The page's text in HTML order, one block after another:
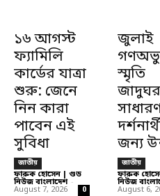
১৬ আগস্ট
ফ্যামিলি
কার্ডের যাত্রা
শুরু: জেনে
নিন কারা
পাবেন এই
সুবিধা
জাতীয়
ফারুক হোসেন | গুড
নিউজ বাংলাদেশ -
August 7, 2026 0
জুলাই
স্মৃতি
জন্য
জাতীয়
ফারুক
নিউজ
August 6,